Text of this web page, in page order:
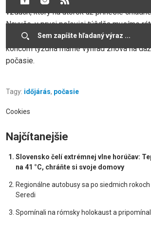
vzduch, ktorý na utorok už prinesie
Navyše, v prvej polovici týždňa musíme
Vo štvrtok príde ešte jedno výraznejšie
koncom týždňa máme výhľad znova na
počasie.
Tagy: időjárás, počasie
Cookies
Najčítanejšie
Slovensko čelí extrémnej vlne horúčav:
na 41 °C, chráňte si svoje domovy
Regionálne autobusy sa po siedmich
Seredi
Spomínali na rómsky holokaust a